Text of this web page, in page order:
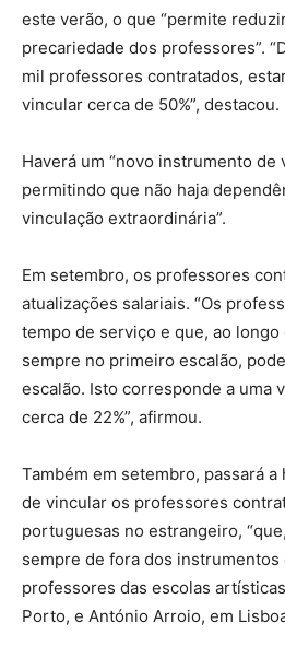
este verão, o que “permite
precariedade dos professores”.
mil professores contratados,
vincular cerca de 50%”, destacou.
Haverá um “novo instrumento de
permitindo que não haja
vinculação extraordinária”.
Em setembro, os professores
atualizações salariais. “Os
tempo de serviço e que, ao
sempre no primeiro escalão,
escalão. Isto corresponde a uma
cerca de 22%”, afirmou.
Também em setembro, passará
de vincular os professores
portuguesas no estrangeiro,
sempre de fora dos instrumentos
professores das escolas
Porto, e António Arroio, em